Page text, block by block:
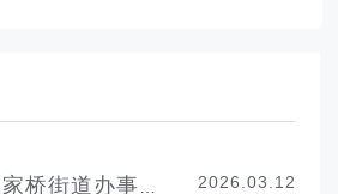
2026.03.12